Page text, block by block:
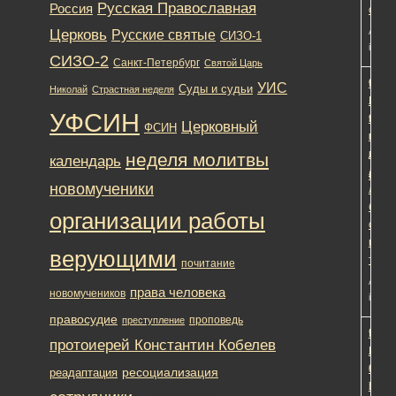
in:
и
дом:
легко
ли
быть
в
in:
119
лет,
9
119
лет,
9
Россия Русская Православная
Церковь Русские святые СИЗО-1
СИЗО-2 Санкт-Петербург Святой Царь
Николай Страстная неделя Суды и судьи УИС
УФСИН ФСИН Церковный
календарь неделя молитвы
новомученики
организации работы
верующими почитание
новомучеников права человека
правосудие преступление проповедь
протоиерей Константин Кобелев
реадаптация ресоциализация